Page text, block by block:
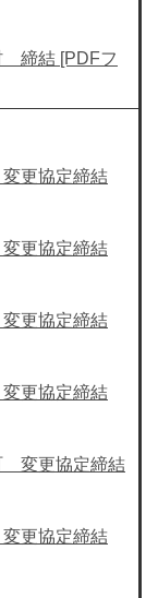
締結 [PDFフ
更協定締結
更協定締結
更協定締結
更協定締結
変更協定締結
更協定締結